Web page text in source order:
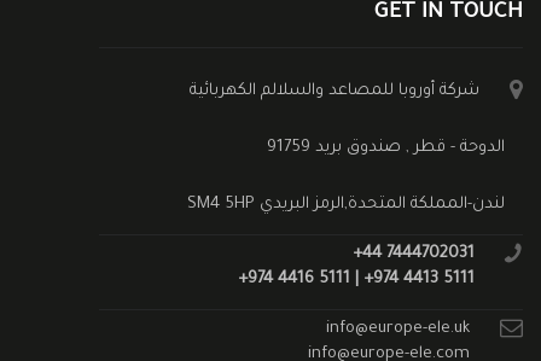
GET IN TOUCH
شركة أوروبا للمصاعد والسلالم الكهربائية
الدوحة - قطر , صندوق بريد 91759
لندن-المملكة المتحدة,الرمز البريدي SM4 5HP
+44 7444702031
+974 4416 5111 | +974 4413 5111
info@europe-ele.uk
info@europe-ele.com